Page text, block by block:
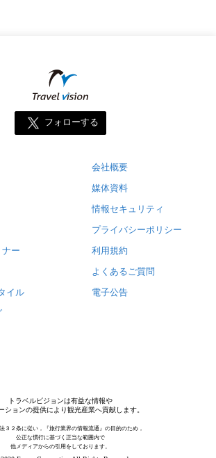
フォローする
ー
イル
会社概要
媒体資料
情報セキュリティ
プライバシーポリシー
利用規約
よくあるご質問
電子公告
トラベルビジョンは有益な情報や
ションの提供により観光産業へ貢献します。
３２条に従い，『旅行業界の情報流通』の目的のため，
公正な慣行に基づく正当な範囲内で
他メディアからの引用をしております。